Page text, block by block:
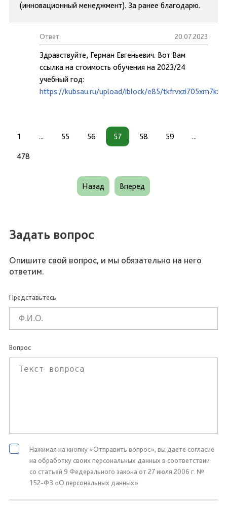
(инновационный менеджмент). За ранее благодарю.
Ответ: 20.07.2023
Здравствуйте, Герман Евгеньевич. Вот Вам
ссылка на стоимость обучения на 2023/24
учебный год:
https://kubsau.ru/upload/iblock/e85/
1 ... 55 56 57 58 59 ...
478
Назад Вперед
Задать вопрос
Опишите свой вопрос, и мы обязательно на него
ответим.
Представьтесь
Вопрос
Нажимая на кнопку «Отправить вопрос», вы даете согласие
на обработку своих персональных данных в соответствии
со статьей 9 Федерального закона от 27 июля 2006 г. №
152-ФЗ «О персональных данных»